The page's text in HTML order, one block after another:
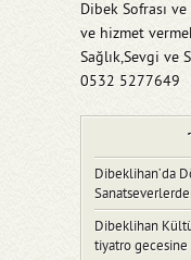
Dibek Sofrası
ve hizmet
Sağlık,Sevgi ve
0532 5277649
Dibeklihan’da
Dibeklihan
tiyatro gecesine